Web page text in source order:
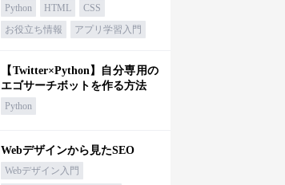
Python HTML
CSS
お役立ち情報
アプリ学習入門
【Twitter×Python】自分専用の
エゴサーチボットを作る方法
Python
Webデザインから見たSEO
Webデザイン入門